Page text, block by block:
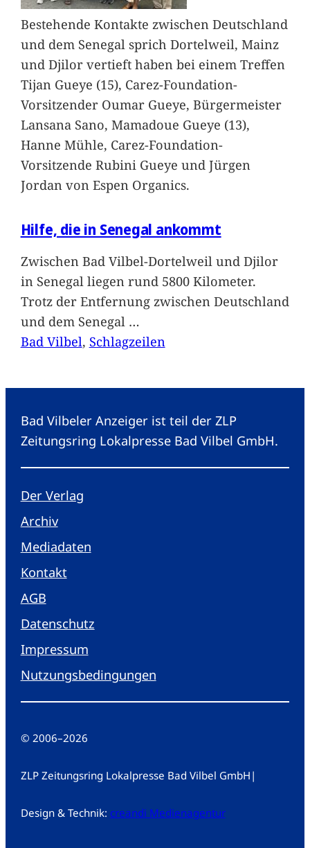
Bestehende Kontakte zwischen Deutschland
und dem Senegal sprich Dortelweil, Mainz
und Djilor vertieft haben bei einem Treffen
Tijan Gueye (15), Carez-Foundation-
Vorsitzender Oumar Gueye, Bürgermeister
Lansana Sano, Mamadoue Gueye (13),
Hanne Mühle, Carez-Foundation-
Vorsitzende Rubini Gueye und Jürgen
Jordan von Espen Organics.
Hilfe, die in Senegal ankommt
Zwischen Bad Vilbel-Dortelweil und Djilor
in Senegal liegen rund 5800 Kilometer.
Trotz der Entfernung zwischen Deutschland
und dem Senegal …
Bad Vilbel, Schlagzeilen
Bad Vilbeler Anzeiger ist teil der ZLP
Zeitungsring Lokalpresse Bad Vilbel GmbH.
Der Verlag
Archiv
Mediadaten
Kontakt
AGB
Datenschutz
Impressum
Nutzungsbedingungen
© 2006–2026
ZLP Zeitungsring Lokalpresse Bad Vilbel GmbH |
Design & Technik: creandi Medienagentur